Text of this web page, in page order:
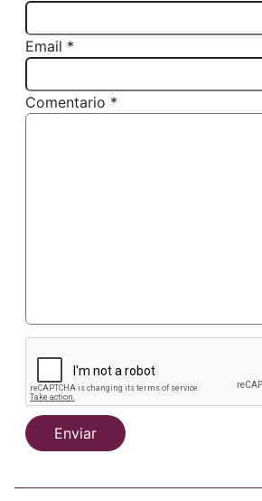
Email *
Comentario *
Enviar